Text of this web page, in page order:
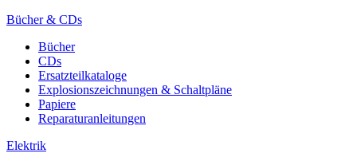
Bücher & CDs
Bücher
CDs
Ersatzteilkataloge
Explosionszeichnungen & Schaltpläne
Papiere
Reparaturanleitungen
Elektrik